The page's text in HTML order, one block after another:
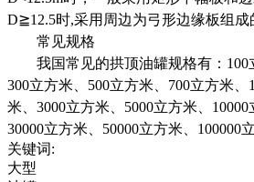
D≧12.5时,采用周边为弓形边缘板组成
常见规格
我国常见的拱顶油罐规格有：100
300立方米、500立方米、700立方米、
米、3000立方米、5000立方米、10000
30000立方米、50000立方米、100000
关键词:
大型